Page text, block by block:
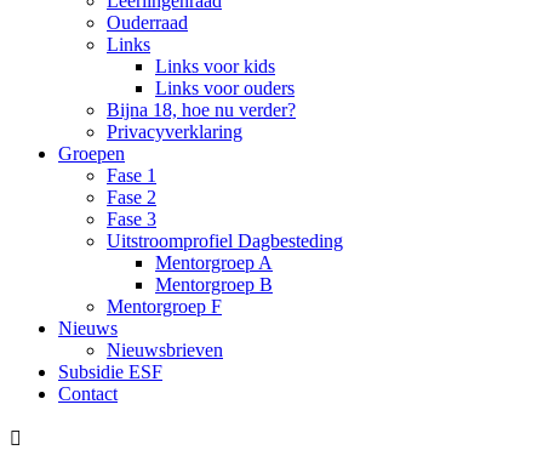
Ouderraad
Links
Links voor kids
Links voor ouders
Bijna 18, hoe nu verder?
Privacyverklaring
Groepen
Fase 1
Fase 2
Fase 3
Uitstroomprofiel Dagbesteding
Mentorgroep A
Mentorgroep B
Mentorgroep F
Nieuws
Nieuwsbrieven
Subsidie ESF
Contact
